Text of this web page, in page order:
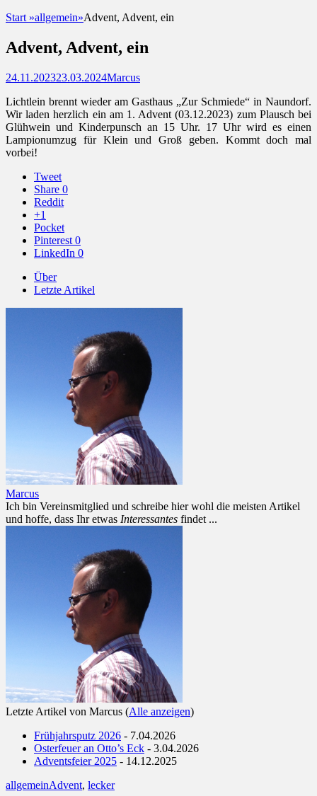
Start »allgemein»Advent, Advent, ein
Advent, Advent, ein
Posted
24.11.202323.03.2024Autor
Marcus
Lichtlein brennt wieder am Gasthaus „Zur Schmiede“ in Naundorf.
Wir laden herzlich ein am 1. Advent (03.12.2023) zum Plausch bei
Glühwein und Kinderpunsch an 15 Uhr. 17 Uhr wird es einen
Lampionumzug für Klein und Groß geben. Kommt doch mal
vorbei!
Tweet
Share 0
Reddit
+1
Pocket
Pinterest 0
LinkedIn 0
Über
Letzte Artikel
Marcus
Ich bin Vereinsmitglied und schreibe hier wohl die meisten Artikel
und hoffe, dass Ihr etwas Interessantes findet ...
Letzte Artikel von Marcus (Alle anzeigen)
Frühjahrsputz 2026 - 7.04.2026
Osterfeuer an Otto’s Eck - 3.04.2026
Adventsfeier 2025 - 14.12.2025
Kategorien
allgemeinSchlagworte
Advent, lecker